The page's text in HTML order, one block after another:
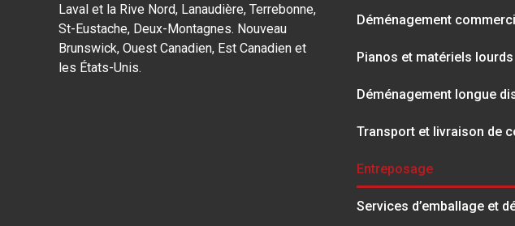
Laval et la Rive Nord, Lanaudière, Terrebonne,
St-Eustache, Deux-Montagnes. Nouveau
Brunswick, Ouest Canadien, Est Canadien et
les États-Unis.
Déménagement
Pianos et matériels lourds
Déménagement longue
Transport et livraison de
Entreposage
Services d’emballage et